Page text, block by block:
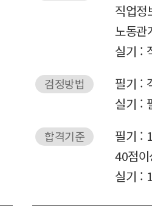
직업정
노동관
실기 :
검정방법
필기 :
실기 :
합격기준
필기 :
40점
실기 :